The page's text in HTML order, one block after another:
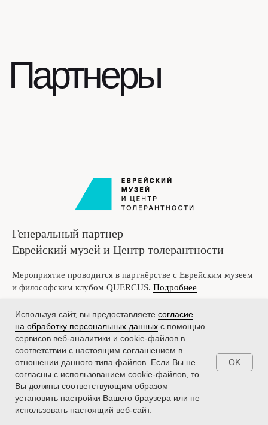
Генеральный партнер
Еврейский музей и Центр толерантности
Мероприятие проводится в партнёрстве с Еврейским музеем
и философским клубом QUERCUS. Подробнее
При поддержке:
Галерея современного искусства
Галерейный проект, созданный Алиной Крюковой,
Используя сайт, вы предоставляете согласие
на обработку персональных данных с помощью
сервисов веб-аналитики и cookie-файлов в
соответствии с настоящим соглашением в
отношении данного типа файлов. Если Вы не
согласны с использованием cookie-файлов, то
Вы должны соответствующим образом
установить настройки Вашего браузера или не
использовать настоящий веб-сайт.
OK